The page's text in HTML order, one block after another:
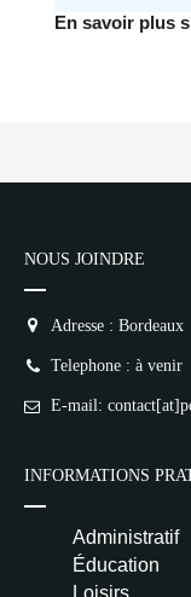
Deprecated
parameter
Deprecated
/home/
on line
1687
1
En savoir plus
NOUS JOINDRE
Adresse : Bordeaux
Telephone : à venir
E-mail:
INFORMATIONS
Administratif
Éducation
Loisirs